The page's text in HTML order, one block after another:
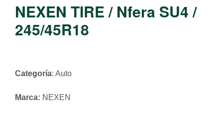
NEXEN TIRE / Nfera SU4 /
245/45R18
Categoría: Auto
Marca: NEXEN